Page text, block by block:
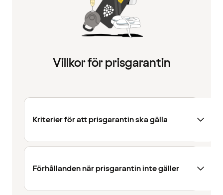
Villkor för prisgarantin
Kriterier för att prisgarantin ska gälla
Förhållanden när prisgarantin inte gäller